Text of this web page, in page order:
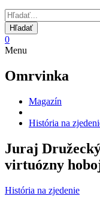
0
Menu
Omrvinka
Magazín
História na
Juraj
virtuózny
História na zjedenie